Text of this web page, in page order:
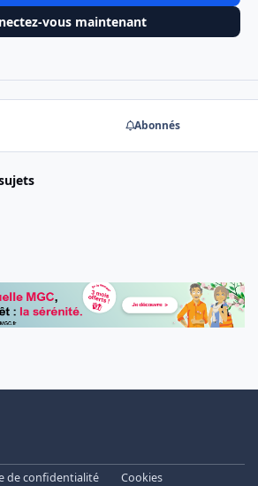
vous maintenant
Abonnés
de confidentialité Cookies